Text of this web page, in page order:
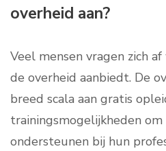
overheid aan?
Veel mensen vragen zich
de overheid aanbiedt. De
breed scala aan gratis
trainingsmogelijkheden
ondersteunen bij hun